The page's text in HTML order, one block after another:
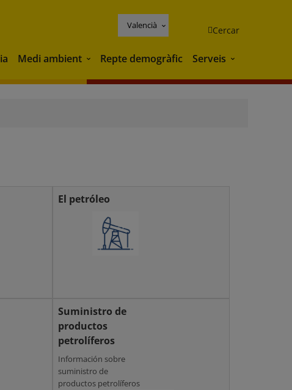
Valencià Cercar
Medi ambient Medi ambient
Repte demogràfic Serveis Serveis
El petróleo
Suministro de
productos
petrolíferos
Información sobre
suministro de
productos petrolíferos